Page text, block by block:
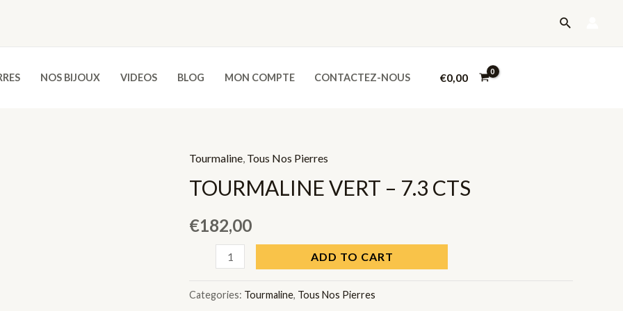
NOS BIJOUX VIDEOS BLOG MON COMPTE CONTACTEZ-NOUS €0,00
Tourmaline Tous Nos Pierres
TOURMALINE VERT – 7.3 CTS
€182,00
TOURMALINE
-
ADD TO CART
Categories: Tourmaline, Tous Nos Pierres
quantity